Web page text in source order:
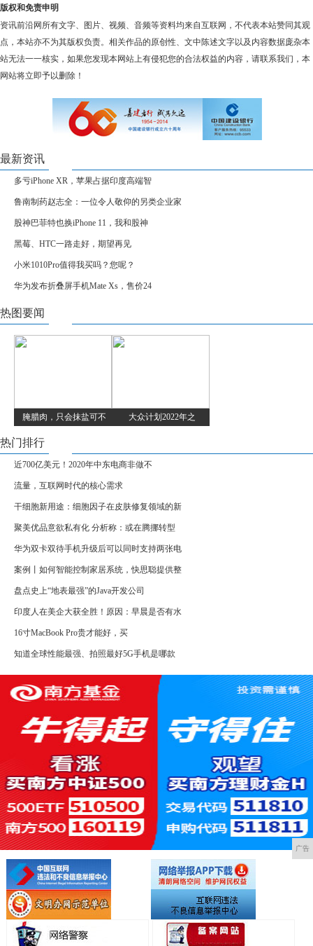
版权和免责申明
资讯前沿网所有文字、图片、视频、音频等资料均来自互联网，不代表本站赞同其观
点，本站亦不为其版权负责。相关作品的原创性、文中陈述文字以及内容数据庞杂本
站无法一一核实，如果您发现本网站上有侵犯您的合法权益的内容，请联系我们，本
网站将立即予以删除！
最新资讯
多亏iPhone XR，苹果占据印度高端智
鲁南制药赵志全：一位令人敬仰的另类企业家
股神巴菲特也换iPhone 11，我和股神
黑莓、HTC一路走好，期望再见
小米1010Pro值得我买吗？您呢？
华为发布折叠屏手机Mate Xs，售价24
热图要闻
腌腊肉，只会抹盐可不 大众计划2022年之
热门排行
近700亿美元！2020年中东电商非做不
流量，互联网时代的核心需求
干细胞新用途：细胞因子在皮肤修复领域的新
聚美优品意欲私有化 分析称：或在腾挪转型
华为双卡双待手机升级后可以同时支持两张电
案例丨如何智能控制家居系统，快思聪提供整
盘点史上“地表最强”的Java开发公司
印度人在美企大获全胜！原因：早晨是否有水
16寸MacBook Pro贵才能好，买
知道全球性能最强、拍照最好5G手机是哪款
广告